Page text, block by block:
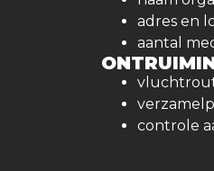
adres en
aantal
controle